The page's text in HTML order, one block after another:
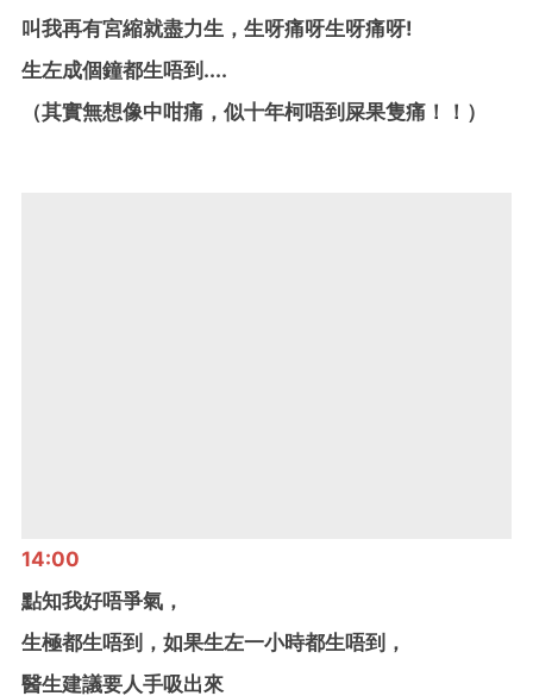
叫我再有宮縮就盡力生，生呀痛呀生呀痛呀!
生左成個鐘都生唔到....
（其實無想像中咁痛，似十年柯唔到屎果隻痛！！）
14:00
點知我好唔爭氣，
生極都生唔到，如果生左一小時都生唔到，
醫生建議要人手吸出來